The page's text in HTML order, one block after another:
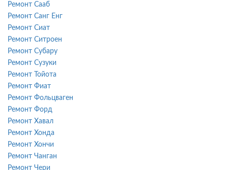
Ремонт Сааб
Ремонт Санг Енг
Ремонт Сиат
Ремонт Ситроен
Ремонт Субару
Ремонт Сузуки
Ремонт Тойота
Ремонт Фиат
Ремонт Фольцваген
Ремонт Форд
Ремонт Хавал
Ремонт Хонда
Ремонт Хончи
Ремонт Чанган
Ремонт Чери